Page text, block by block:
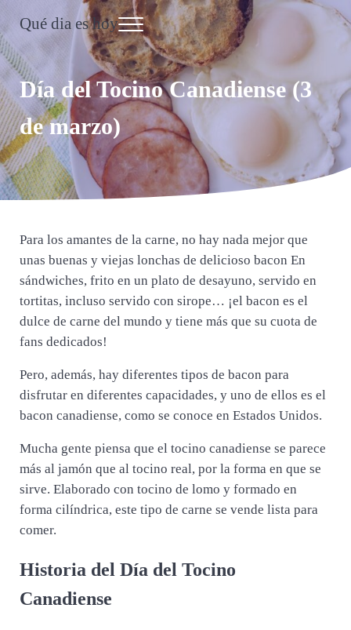
Saltar al contenido principal
Skip to header right navigation
Skip to site footer
Qué dia es hoy
Día Internacional
Menu
Día del Tocino Canadiense (3
de marzo)
Para los amantes de la carne, no hay nada mejor que
unas buenas y viejas lonchas de delicioso bacon En
sándwiches, frito en un plato de desayuno, servido en
tortitas, incluso servido con sirope… ¡el bacon es el
dulce de carne del mundo y tiene más que su cuota de
fans dedicados!
Pero, además, hay diferentes tipos de bacon para
disfrutar en diferentes capacidades, y uno de ellos es el
bacon canadiense, como se conoce en Estados Unidos.
Mucha gente piensa que el tocino canadiense se parece
más al jamón que al tocino real, por la forma en que se
sirve. Elaborado con tocino de lomo y formado en
forma cilíndrica, este tipo de carne se vende lista para
comer.
Historia del Día del Tocino
Canadiense